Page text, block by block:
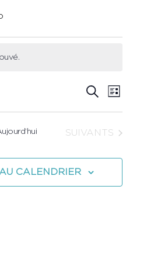
et
vues
de
vues
LISTE
ÉVÈNEMENTS
SUIVANTS
CALENDRIER